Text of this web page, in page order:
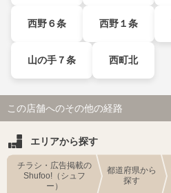
西野６条 西野１条
山の手７条 西町北
この店舗へのその他の経路
エリアから探す
チラシ・広告掲載の
Shufoo!（シュフ
ー）
都道府県から
探す